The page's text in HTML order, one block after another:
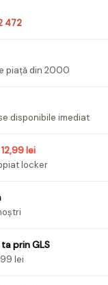
472
piață din 2000
disponibile imediat
12,99 lei
locker
prin GLS
lei